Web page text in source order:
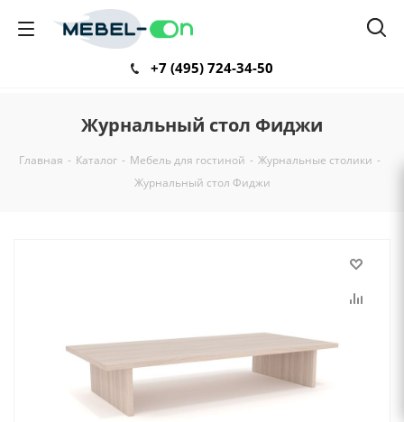
+7 (495) 724-34-50
Журнальный стол Фиджи
Главная - Каталог - Мебель для гостиной - Журнальные столики -
Журнальный стол Фиджи